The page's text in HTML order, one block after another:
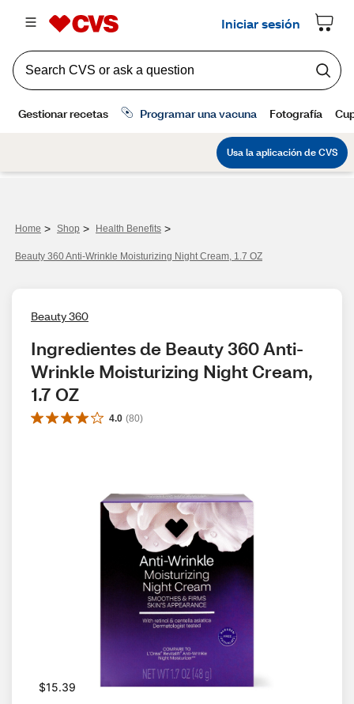
Home > Shop > Health Benefits >
Beauty 360 Anti-Wrinkle Moisturizing Night Cream, 1.7 OZ
Beauty 360
Ingredientes de Beauty 360 Anti-
Wrinkle Moisturizing Night Cream,
1.7 OZ
4.0 (80)
$15.39